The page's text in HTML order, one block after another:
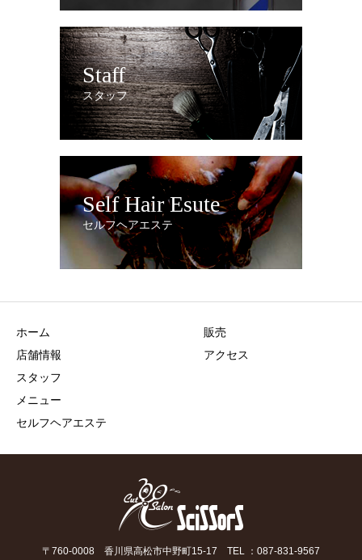
Staff
スタッフ
Self Hair Esute
セルフヘアエステ
ホーム
店舗情報
スタッフ
メニュー
セルフヘアエステ
販売
アクセス
〒760-0008 香川県高松市中野町15-17 TEL ：087-831-9567